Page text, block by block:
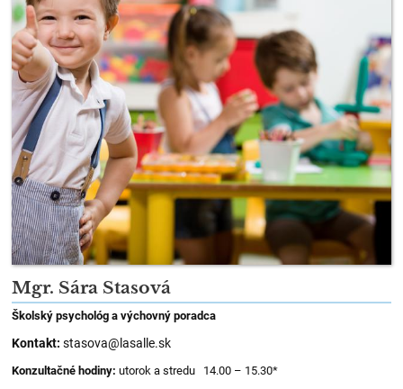
Mgr. Sára Stasová
Školský psychológ a výchovný poradca
Kontakt: stasova@lasalle.sk
Konzultačné hodiny: utorok a stredu 14.00 – 15.30*